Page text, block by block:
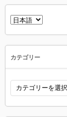
言
語
カテゴリー
カ
ゴ
リ